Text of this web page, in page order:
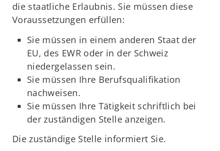
die staatliche Erlaubnis. Sie müssen diese
Voraussetzungen erfüllen:
Sie müssen in einem anderen Staat der
EU, des EWR oder in der Schweiz
niedergelassen sein.
Sie müssen Ihre Berufsqualifikation
nachweisen.
Sie müssen Ihre Tätigkeit schriftlich bei
der zuständigen Stelle anzeigen.
Die zuständige Stelle informiert Sie.